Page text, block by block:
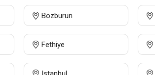
Bozburun
Fethiye